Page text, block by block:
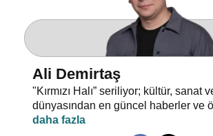
Ali Demirtaş
"Kırmızı Halı” seriliyor; kültür, sanat
dünyasından en güncel haberler ve
TV ekranından evlerinize konuk